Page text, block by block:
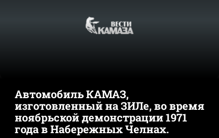
Автомобиль КАМАЗ,
изготовленный на ЗИЛе, во время
ноябрьской демонстрации 1971
года в Набережных Челнах.